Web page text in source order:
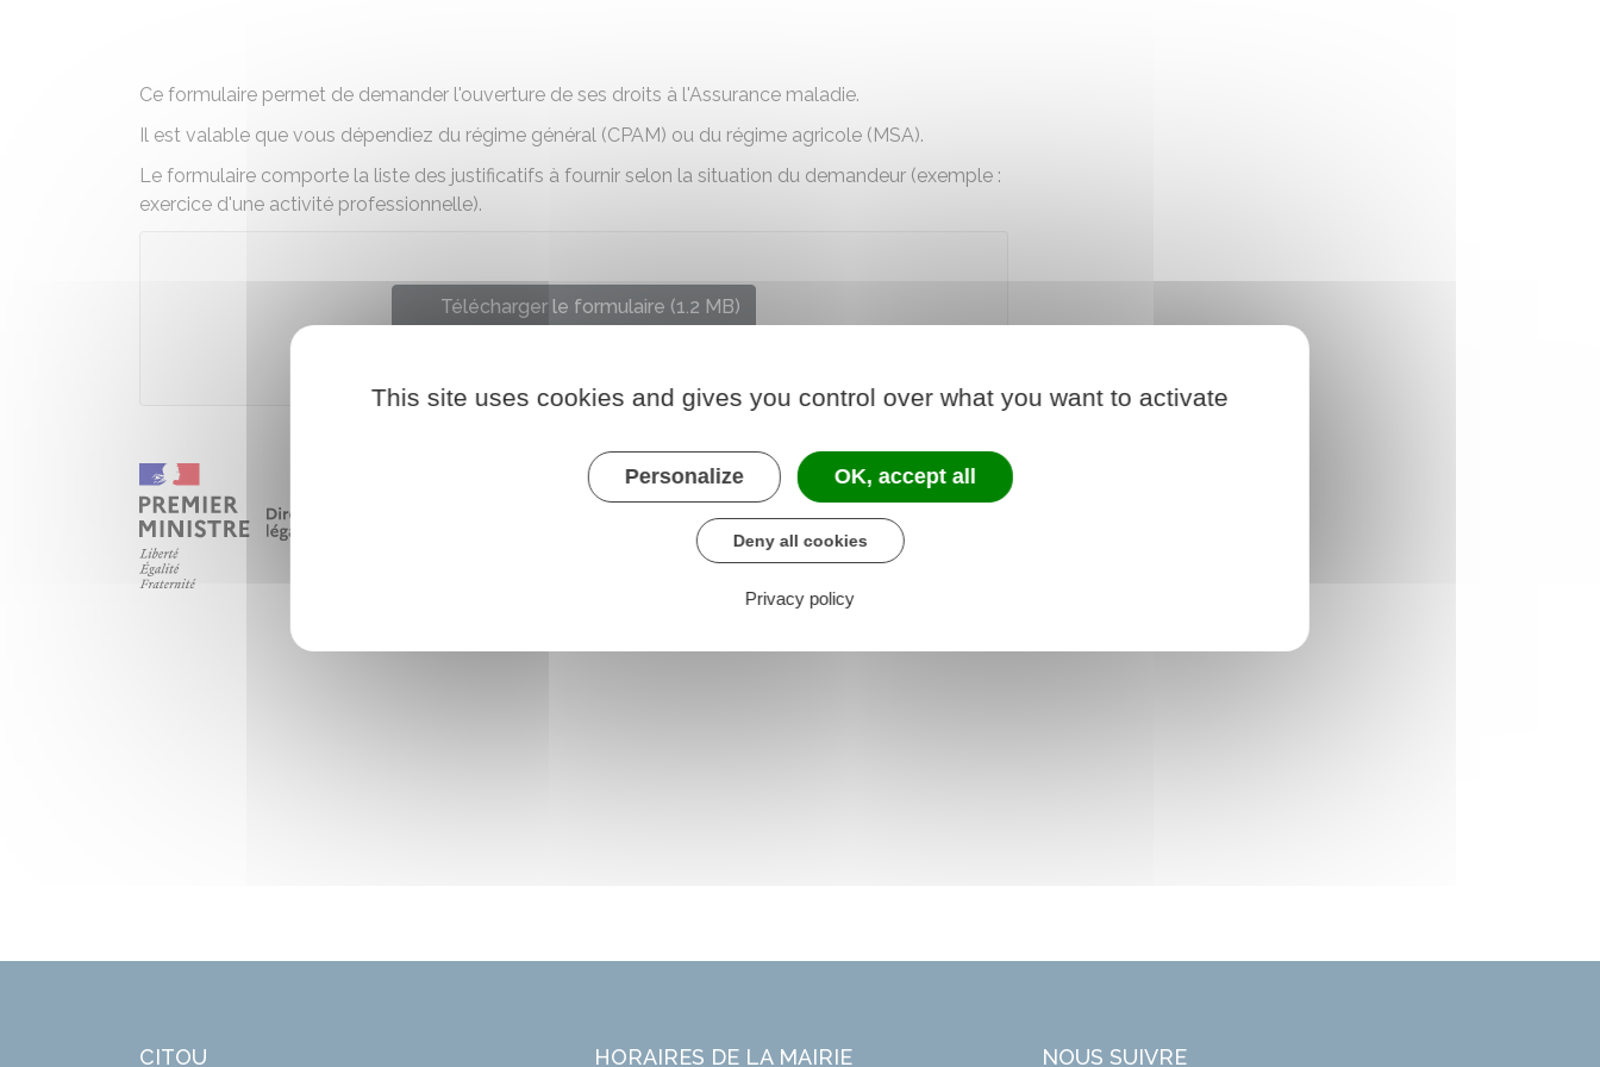
Ce formulaire permet de demander l'ouverture de ses droits à l'Assurance maladie.
Il est valable que vous dépendiez du régime général (CPAM) ou du régime agricole (MSA).
Le formulaire comporte la liste des justificatifs à fournir selon la situation du demandeur (exemple :
exercice d'une activité professionnelle).
Télécharger le formulaire (1.2 MB)
CITOU HORAIRES DE LA MAIRIE NOUS SUIVRE
This site uses cookies and gives you control over what you want to activate
Personalize OK, accept all
Deny all cookies
Privacy policy